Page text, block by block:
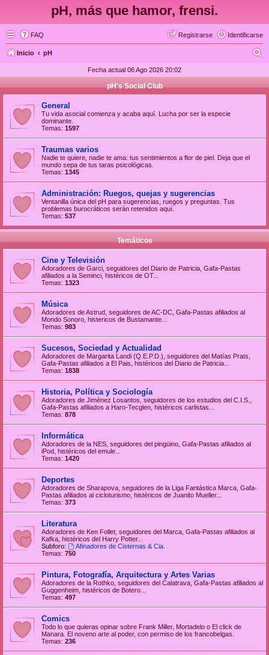
pH, más que hamor, frensi.
FAQ Identificarse
Registrarse
Inicio pH
c
Fecha actual 06 Ago 2026 20:02
pH's Social Club
General
Tu vida asocial comienza y acaba aquí. Lucha por ser la especie
dominante.
Temas: 1597
Traumas varios
Nadie te quiere, nadie te ama: tus sentimientos a flor de piel. Deja que el
mundo sepa de tus taras psicológicas.
Temas: 1345
Administración: Ruegos, quejas y sugerencias
Ventanilla única del pH para sugerencias, ruegos y preguntas. Tus
problemas burocráticos serán retenidos aquí.
Temas: 537
Temáticos
Cine y Televisión
Adoradores de Garci, seguidores del Diario de Patricia, Gafa-Pastas
afiliados a la Seminci, histéricos de OT...
Temas: 1323
Música
Adoradores de Astrud, seguidores de AC-DC, Gafa-Pastas afiliados al
Mondo Sonoro, histericos de Bustamante...
Temas: 983
Sucesos, Sociedad y Actualidad
Adoradores de Margarita Landi (Q.E.P.D.), seguidores del Matías Prats,
Gafa-Pastas afiliados a El Pais, histéricos del Diario de Patricia...
Temas: 1838
Historia, Política y Sociología
Adoradores de Jiménez Losantos, seguidores de los estudios del C.I.S.,
Gafa-Pastas afiliados a Haro-Tecglen, histéricos carlistas...
Temas: 878
Informática
Adoradores de la NES, seguidores del pingüino, Gafa-Pastas afiliados al
iPod, histéricos del emule...
Temas: 1420
Deportes
Adoradores de Sharapova, seguidores de la Liga Fantástica Marca, Gafa-
Pastas afiliados al cicloturismo, histéricos de Juanito Mueller...
Temas: 373
Literatura
Adoradores de Ken Follet, seguidores del Marca, Gafa-Pastas afiliados al
Kafka, histéricos del Harry Potter...
Subforo:
Afinadores de Cisternas & Cia.
Temas: 750
Pintura, Fotografía, Arquitectura y Artes Varias
Adoradores de la Rothko, seguidores del Calatrava, Gafa-Pastas afiliados al
Guggenheim, histéricos de Botero...
Temas: 497
Comics
Todo lo que quieras opinar sobre Frank Miller, Mortadelo o El click de
Manara. El noveno arte al poder, con permiso de los francobelgas.
Temas: 236